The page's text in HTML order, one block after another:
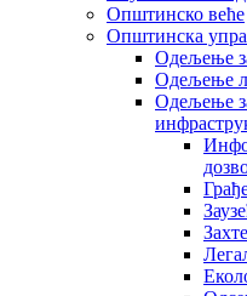
Општинско веће
Општинска
Одељење
Одељење
Одељење